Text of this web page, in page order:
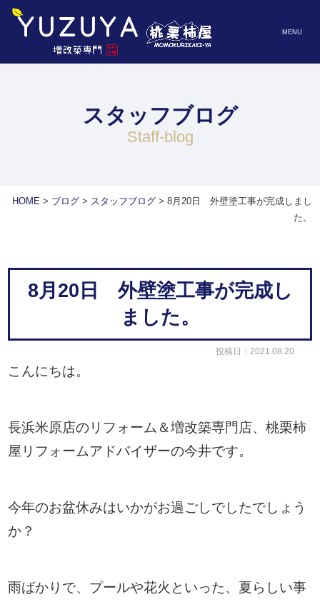
MENU
スタッフブログ
staff-blog
HOME> ブログ> スタッフブログ> 8月20日 外壁塗工事が完成しまし
た。
8月20日 外壁塗工事が完成し
ました。
投稿日：2021.08.20
こんにちは。
長浜米原店のリフォーム＆増改築専門店、桃栗柿
屋リフォームアドバイザーの今井です。
今年のお盆休みはいかがお過ごしでしたでしょう
か？
雨ばかりで、プールや花火といった、夏らしい事